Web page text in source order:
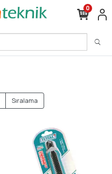
0
Sıralama